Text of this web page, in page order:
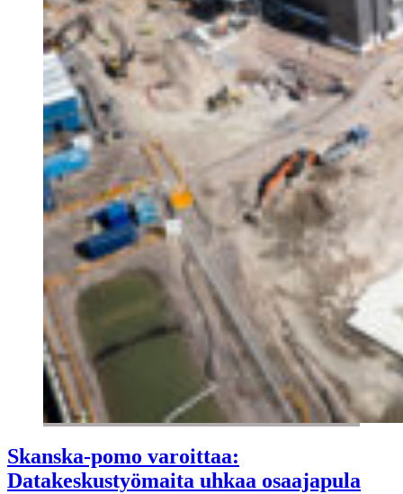
Skanska-pomo varoittaa:
Datakeskustyömaita uhkaa osaajapula